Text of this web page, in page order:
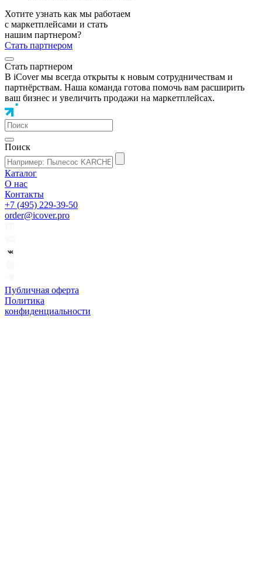
Хотите узнать как мы работаем
с маркетплейсами и стать
нашим партнером?
Стать партнером
Стать партнером
В iCover мы всегда открыты к новым сотрудничествам и
партнёрствам. Наша команда готова помочь вам расширить
ваш бизнес и увеличить продажи на маркетплейсах.
Поиск
Каталог
О нас
Контакты
+7 (495) 229-39-50
order@icover.pro
Публичная оферта
Политика
конфиденциальности